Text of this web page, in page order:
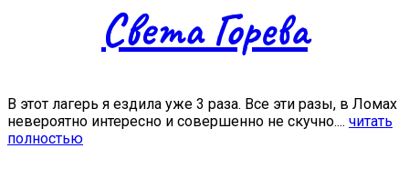
Света Горева
В этот лагерь я ездила уже 3 раза. Все эти разы, в Ломах
невероятно интересно и совершенно не скучно.... читать
полностью